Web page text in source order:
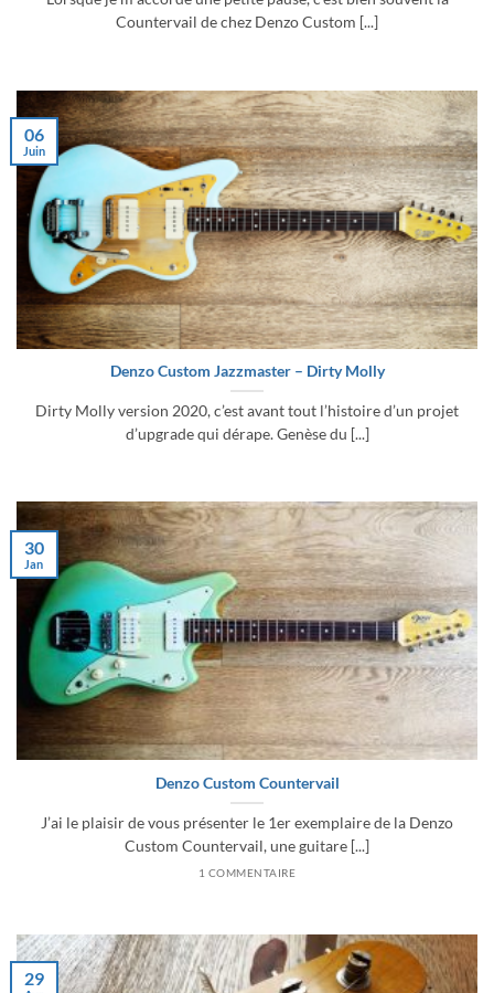
Countervail de chez Denzo Custom [...]
Denzo Custom Jazzmaster – Dirty Molly
Dirty Molly version 2020, c’est avant tout l’histoire d’un projet
d’upgrade qui dérape. Genèse du [...]
06
Juin
Denzo Custom Countervail
J’ai le plaisir de vous présenter le 1er exemplaire de la Denzo
Custom Countervail, une guitare [...]
1 COMMENTAIRE
30
Jan
29